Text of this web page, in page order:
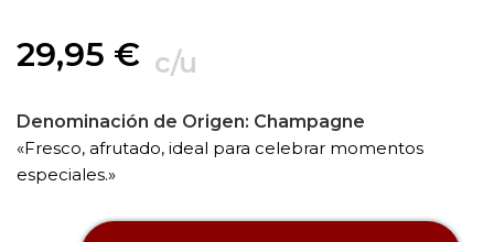
29,95 € c/u
Denominación de Origen: Champagne
«Fresco, afrutado, ideal para celebrar momentos
especiales.»